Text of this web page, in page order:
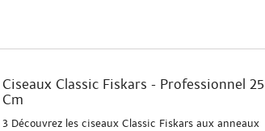
Ciseaux Classic Fiskars - Professionnel 25
Cm
3 Découvrez les ciseaux Classic Fiskars aux anneaux